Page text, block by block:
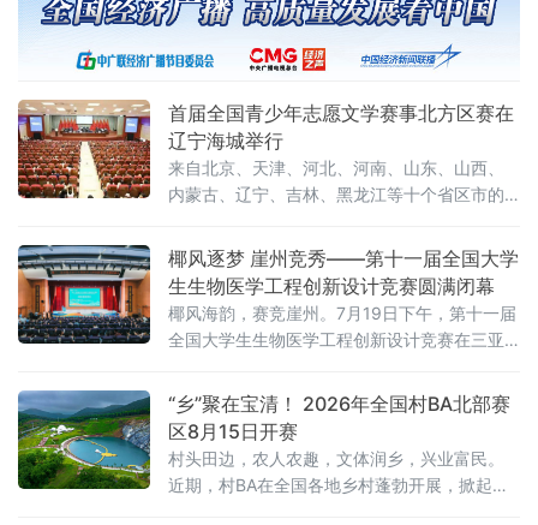
卫冕。本届黑龙江省运会游泳赛事竞争空前激
首届全国青少年志愿文学赛事北方区赛在
辽宁海城举行
来自北京、天津、河北、河南、山东、山西、
内蒙古、辽宁、吉林、黑龙江等十个省区市的
题展开创作与诵读比拼。该项赛事已纳入教育
部2025—2028学年面向中小学生的全国性竞赛
活动名单。本次大赛于7月25日至26日举行。
参赛选手以文字抒发情怀
椰风逐梦 崖州竞秀——第十一届全国大学
生生物医学工程创新设计竞赛圆满闭幕
椰风海韵，赛竞崖州。7月19日下午，第十一届
全国大学生生物医学工程创新设计竞赛在三亚
自清华大学、北京大学等290所高校及科研机构
1751支队伍赴海南大学崖州校区开展线下决
赛。
“乡”聚在宝清！ 2026年全国村BA北部赛
区8月15日开赛
村头田边，农人农趣，文体润乡，兴业富民。
近期，村BA在全国各地乡村蓬勃开展，掀起了